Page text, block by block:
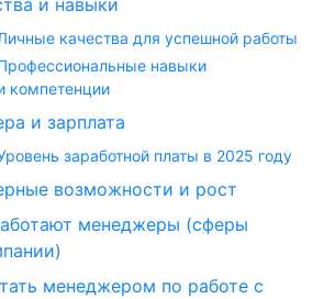
и навыки
качества для успешной работы
навыки
компетенции
и зарплата
заработной платы в 2025 году
возможности и рост
менеджеры (сферы
менеджером по работе с